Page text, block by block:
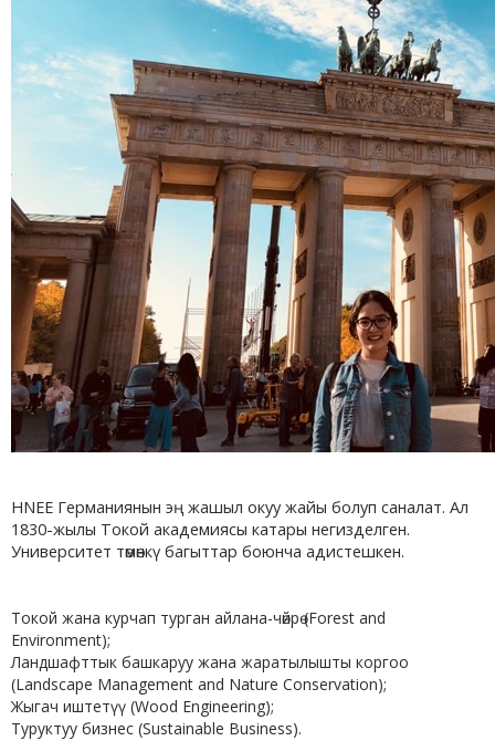
HNEE Германиянын эң жашыл окуу жайы болуп саналат. Ал
1830-жылы Токой академиясы катары негизделген.
Университет төмөнкү багыттар боюнча адистешкен.
Токой жана курчап турган айлана-чөйрө (Forest and
Environment);
Ландшафттык башкаруу жана жаратылышты коргоо
(Landscape Management and Nature Conservation);
Жыгач иштетүү (Wood Engineering);
Туруктуу бизнес (Sustainable Business).